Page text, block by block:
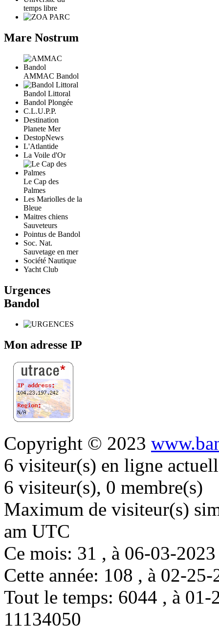
temps libre
Mare Nostrum
AMMAC Bandol
Bandol Littoral
Bandol Plongée
C.L.U.P.P.
Destination
Planete Mer
DestopNews
L'Atlantide
La Voile d'Or
Le Cap des
Palmes
Les Mariolles de la
Bleue
Maitres chiens
Sauveteurs
Pointus de Bandol
Soc. Nat.
Sauvetage en mer
Société Nautique
Yacht Club
Urgences
Bandol
Mon adresse IP
Copyright © 2023
6 visiteur(s) en ligne
6 visiteur(s), 0 membre(s)
Maximum de visiteur(s)
am UTC
Ce mois: 31 , à 06-03-
Cette année: 108 , à 02-
Tout le temps: 6044 , à
11134050